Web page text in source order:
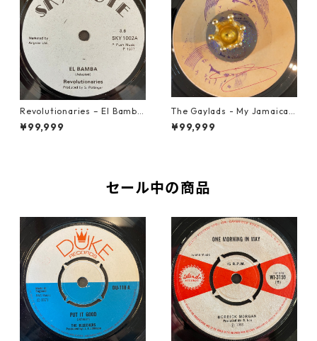
Revolutionaries – El Bamba
【7-21855】
¥99,999
The Gaylads - My Jamaican
Girl【7-22009】
¥99,999
セール中の商品